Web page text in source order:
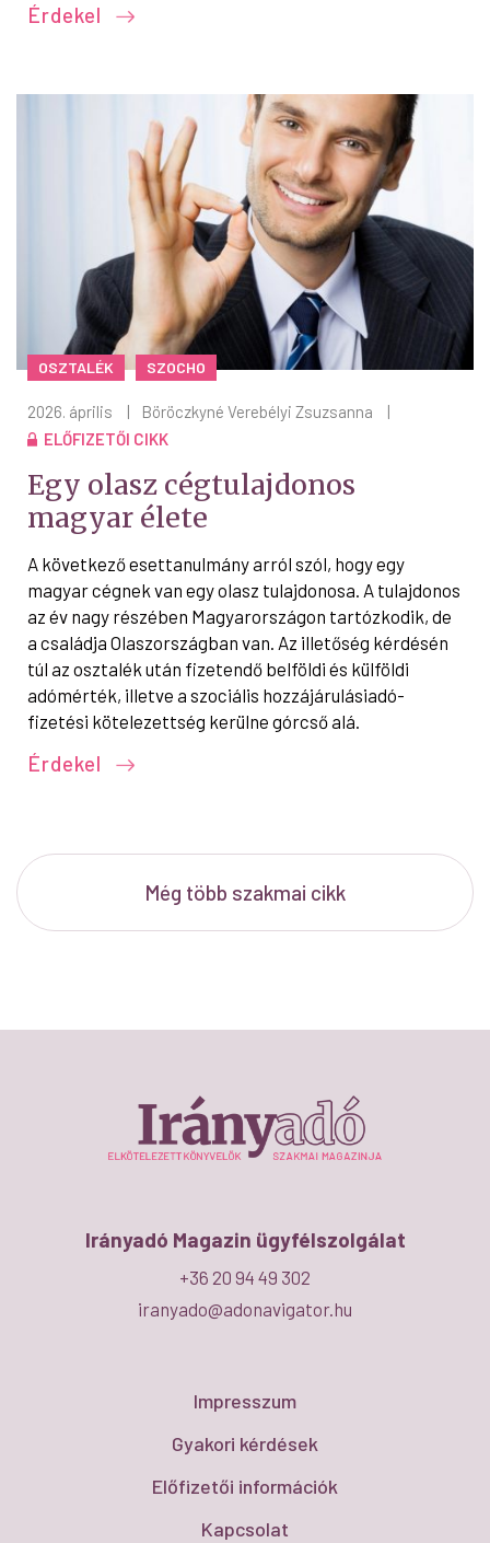
Érdekel
OSZTALÉK SZOCHO
2026. április | Böröczkyné Verebélyi Zsuzsanna
|
ELŐFIZETŐI CIKK
Egy olasz cégtulajdonos
magyar élete
A következő esettanulmány arról szól, hogy egy
magyar cégnek van egy olasz tulajdonosa. A tulajdonos
az év nagy részében Magyarországon tartózkodik, de
a családja Olaszországban van. Az illetőség kérdésén
túl az osztalék után fizetendő belföldi és külföldi
adómérték, illetve a szociális hozzájárulásiadó-
fizetési kötelezettség kerülne górcső alá.
Érdekel
Még több szakmai cikk
Irányadó Magazin ügyfélszolgálat
+36 20 94 49 302
iranyado@adonavigator.hu
Impresszum
Gyakori kérdések
Előfizetői információk
Kapcsolat